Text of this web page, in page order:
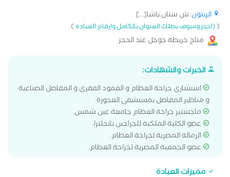
الزيتون: ش سنان باشا[...]
((احجز وسوف يصلك العنوان بالكامل وارقام العيادة)
متاح خريطة جوجل عند الحجز
الخبرات والشهادات:
استشاري جراحة العظام و العمود الفقري و المفاصل الصناعية
و مناظير المفاصل بمستشفى العجوزة.
ماجستير جراحة العظام جامعة عين شمس.
عضو الكلية الملكية للجراحين بانجلترا.
الزمالة المصرية لجراحة العظام.
عضو الجمعية المصرية لجراحة العظام.
مميزات العيادة